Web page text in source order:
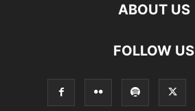
ABOUT US
FOLLOW US